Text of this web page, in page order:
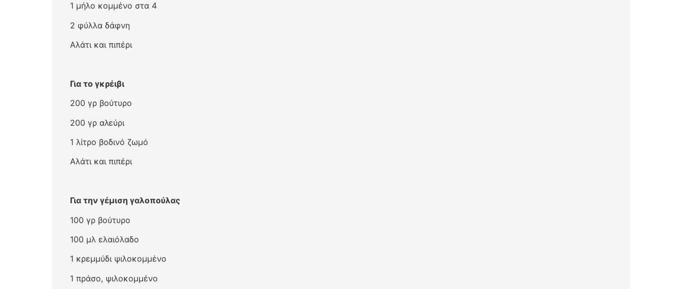
1 μήλο κομμένο στα 4
2 φύλλα δάφνη
Αλάτι και πιπέρι
Για το γκρέιβι
200 γρ βούτυρο
200 γρ αλεύρι
1 λίτρο βοδινό ζωμό
Αλάτι και πιπέρι
Για την γέμιση γαλοπούλας
100 γρ βούτυρο
100 μλ ελαιόλαδο
1 κρεμμύδι ψιλοκομμένο
1 πράσο, ψιλοκομμένο